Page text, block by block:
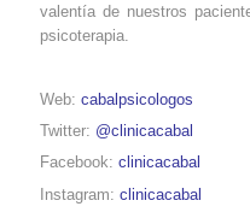
valentía de nuestros
psicoterapia.
Web: cabalpsicologos
Twitter: @clinicacabal
Facebook: clinicacabal
Instagram: clinicacabal